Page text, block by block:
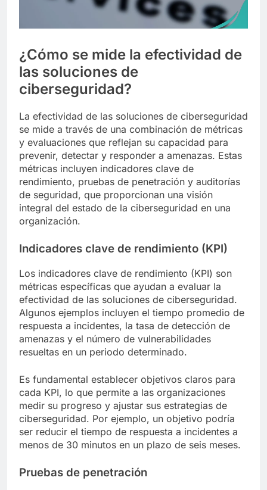
¿Cómo se mide la efectividad de
las soluciones de
ciberseguridad?
La efectividad de las soluciones de ciberseguridad
se mide a través de una combinación de métricas
y evaluaciones que reflejan su capacidad para
prevenir, detectar y responder a amenazas. Estas
métricas incluyen indicadores clave de
rendimiento, pruebas de penetración y auditorías
de seguridad, que proporcionan una visión
integral del estado de la ciberseguridad en una
organización.
Indicadores clave de rendimiento (KPI)
Los indicadores clave de rendimiento (KPI) son
métricas específicas que ayudan a evaluar la
efectividad de las soluciones de ciberseguridad.
Algunos ejemplos incluyen el tiempo promedio de
respuesta a incidentes, la tasa de detección de
amenazas y el número de vulnerabilidades
resueltas en un periodo determinado.
Es fundamental establecer objetivos claros para
cada KPI, lo que permite a las organizaciones
medir su progreso y ajustar sus estrategias de
ciberseguridad. Por ejemplo, un objetivo podría
ser reducir el tiempo de respuesta a incidentes a
menos de 30 minutos en un plazo de seis meses.
Pruebas de penetración